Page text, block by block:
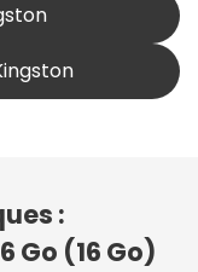
:
Go (16 Go)